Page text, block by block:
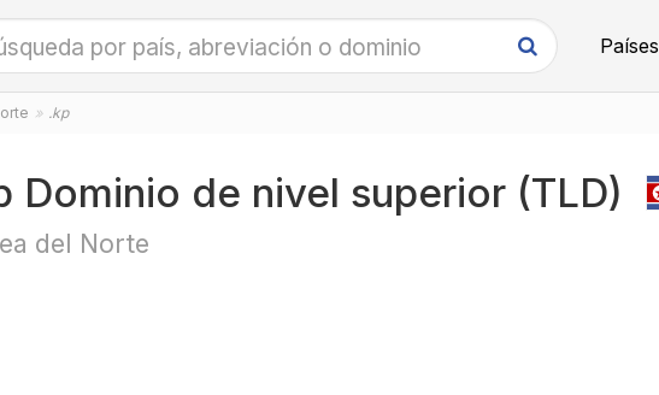
Países
.kp
Dominio de nivel superior (TLD)
del Norte